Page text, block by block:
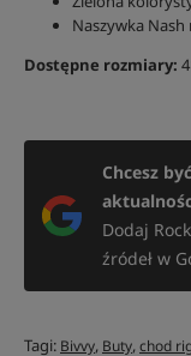
Naszywka Nash
Dostępne rozmiary:
Chcesz
Dodaj
źródeł w
Tagi: Bivvy, Buty,chod